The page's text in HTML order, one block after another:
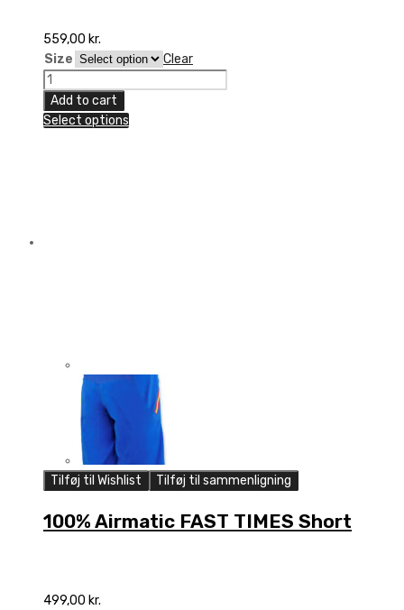
559,00 kr.
Size
Clear
100%
Airmatic
BLAZE
Add to cart
Select options
Tilføj til Wishlist Tilføj til sammenligning
100% Airmatic FAST TIMES Short
499,00 kr.